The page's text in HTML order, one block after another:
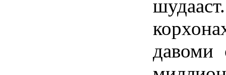
давоми